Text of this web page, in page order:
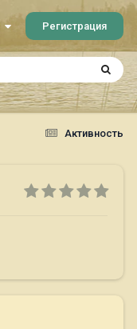
Регистрация
Активность